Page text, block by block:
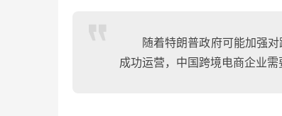
随着特朗普政府可能加强
成功运营，中国跨境电商企业需